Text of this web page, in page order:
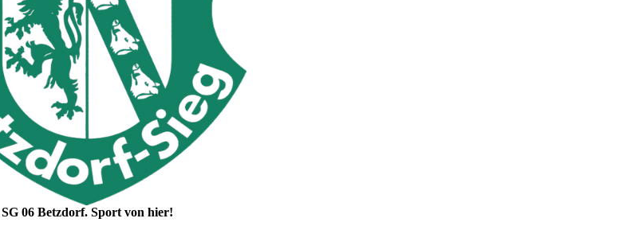
SG 06 Betzdorf. Sport von hier!